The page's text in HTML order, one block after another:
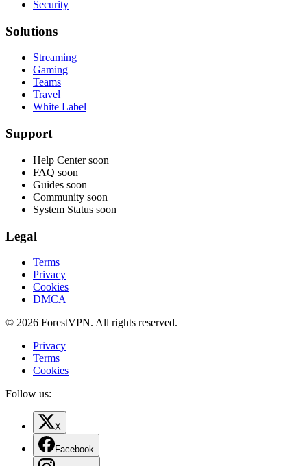
Security
Solutions
Streaming
Gaming
Teams
Travel
White Label
Support
Help Center soon
FAQ soon
Guides soon
Community soon
System Status soon
Legal
Terms
Privacy
Cookies
DMCA
© 2026 ForestVPN. All rights reserved.
Privacy
Terms
Cookies
Follow us:
X
Facebook